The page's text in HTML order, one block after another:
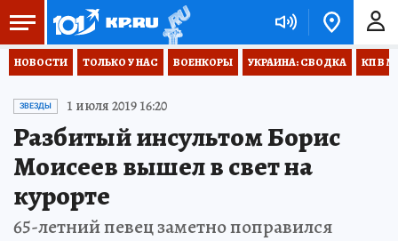
НОВОСТИ ТОЛЬКО У НАС ВОЕНКОРЫ УКРАИНА: СВОДКА КП В
ЗВЕЗДЫ 1 июля 2019 16:20
Разбитый инсультом Борис
Моисеев вышел в свет на
курорте
65-летний певец заметно поправился